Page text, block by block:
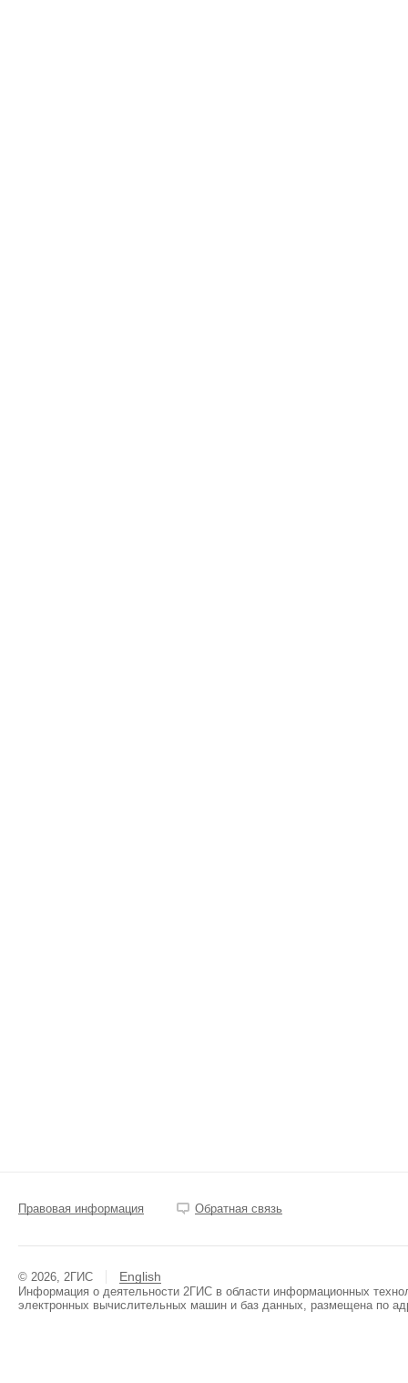
Правовая информация Обратная связь
© 2026, 2ГИС English
Информация о деятельности 2ГИС в области информационных
электронных вычислительных машин и баз данных, размещена по